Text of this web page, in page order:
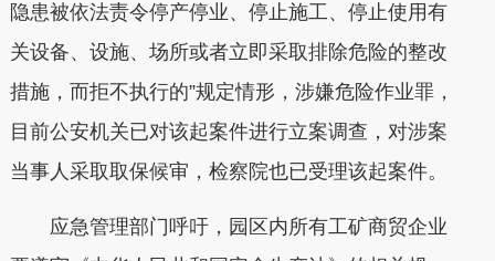
隐患被依法责令停产停业、停止施工、停止使用有
关设备、设施、场所或者立即采取排除危险的整改
措施，而拒不执行的”规定情形，涉嫌危险作业罪，
目前公安机关已对该起案件进行立案调查，对涉案
当事人采取取保候审，检察院也已受理该起案件。
应急管理部门呼吁，园区内所有工矿商贸企业